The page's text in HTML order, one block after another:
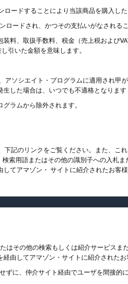
ードすることにより当該商品を購入した
ードされ、かつその支払いがなされるこ
料、取扱手数料、税金（売上税および
引いた金額を意味します。
ソシエイト・プログラムに適用され甲
した場合は、いつでも不適格となります
ラムから除外されます。
記のリンクをご覧ください。また、こ
索用語またはその他の識別子への入札
てアマゾン・ サイトに紹介されたお客様
その他の検索もしくは紹介サービスま
由してアマゾン・サイトに紹介されたお
に、仲介サイト経由でユーザを間接的